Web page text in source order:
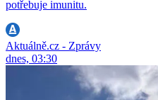
potřebuje imunitu.
Aktuálně.cz - Zprávy
dnes, 03:30